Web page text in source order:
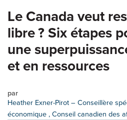
Le Canada veut
libre ? Six étapes
une
et en ressources
par
Heather Exner-Pirot– Conseillère
économique , Conseil canadien des